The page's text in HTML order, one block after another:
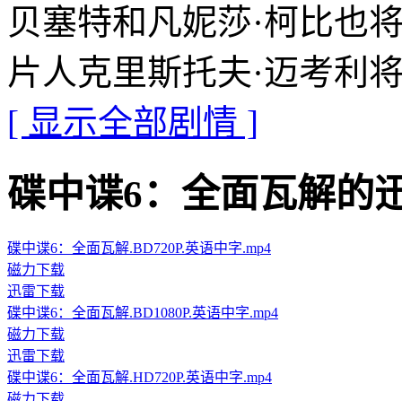
贝塞特和凡妮莎·柯比也
片人克里斯托夫·迈考利
[ 显示全部剧情 ]
碟中谍6：全面瓦解的迅
碟中谍6：全面瓦解.BD720P.英语中字.mp4
磁力下载
迅雷下载
碟中谍6：全面瓦解.BD1080P.英语中字.mp4
磁力下载
迅雷下载
碟中谍6：全面瓦解.HD720P.英语中字.mp4